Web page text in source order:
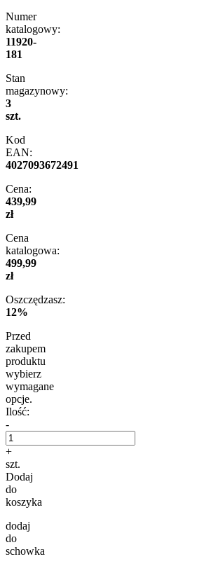
Numer
katalogowy:
11920-
181
Stan
magazynowy:
3
szt.
Kod
EAN:
4027093672491
Cena:
439,99
zł
Cena
katalogowa:
499,99
zł
Oszczędzasz:
12%
Przed
zakupem
produktu
wybierz
wymagane
opcje.
Ilość:
-
+
szt.
Dodaj
do
koszyka
dodaj
do
schowka